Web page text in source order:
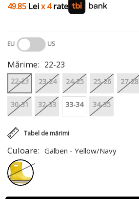
49.85 Leix 4rate
EU US
Culoare: Galben - Yellow/Navy
Tabel de mărimi
Mărime: 22-23
22-23 23-24 24-25 25-26 27-28
30-31 32-33 33-34 34-35